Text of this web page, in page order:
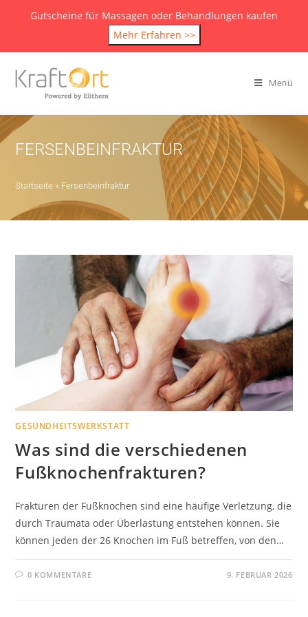
Gutscheine für Massagen oder Behandlungen kaufen
Mehr Erfahren >>
Menü
FERSENBEINFRAKTUR
Startseite » Fersenbeinfraktur
GESUNDHEITSWERKSTATT
Was sind die verschiedenen
Fußknochenfrakturen?
Frakturen der Fußknochen sind eine häufige Verletzung, die
durch Traumata oder Überlastung entstehen können. Sie
können jeden der 26 Knochen im Fuß betreffen, von den…
0 KOMMENTARE 9. FEBRUAR 2026